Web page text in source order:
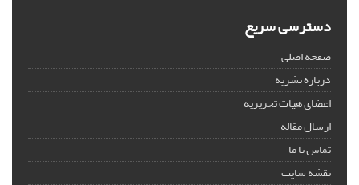
دسترسی سریع
صفحه اصلی
درباره نشریه
اعضای هیات تحریریه
ارسال مقاله
تماس با ما
نقشه سایت